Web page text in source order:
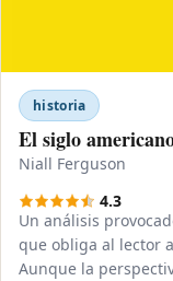
historia
El siglo
Niall Ferguson
4.3
Un análisis
que obliga al lector
Aunque la